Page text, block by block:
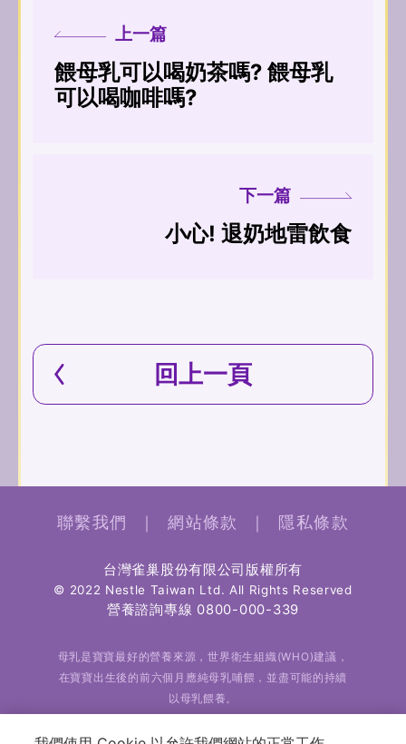
上一篇
餵母乳可以喝奶茶嗎? 餵母乳
可以喝咖啡嗎?
下一篇
小心! 退奶地雷飲食
回上一頁
聯繫我們 ｜ 網站條款 ｜ 隱私條款
台灣雀巢股份有限公司版權所有
© 2022 Nestle Taiwan Ltd. All Rights Reserved
營養諮詢專線 0800-000-339
母乳是寶寶最好的營養來源，世界衛生組織(WHO)建議，
在寶寶出生後的前六個月應純母乳哺餵，並盡可能的持續
以母乳餵養。
衛生組織對於純母乳哺餵的建議。